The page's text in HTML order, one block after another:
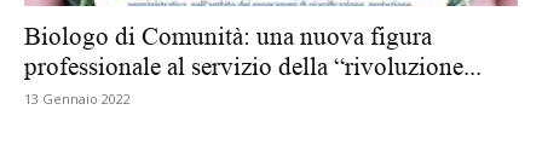
Biologo di Comunità: una nuova figura
professionale al servizio della “rivoluzione...
13 Gennaio 2022